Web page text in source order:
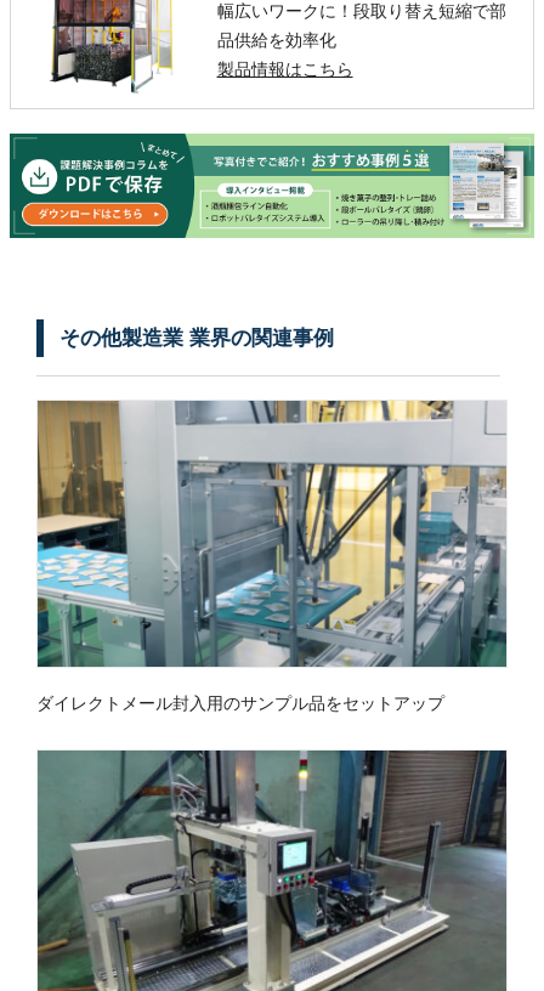
幅広いワークに！段取り替え短縮で部
品供給を効率化
製品情報はこちら
その他製造業 業界の関連事例
ダイレクトメール封入用のサンプル品をセットアップ